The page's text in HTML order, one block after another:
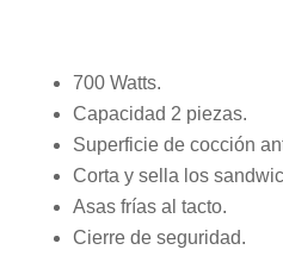
700 Watts.
Capacidad 2 piezas.
Superficie de cocción
Corta y sella los
Asas frías al tacto.
Cierre de seguridad.